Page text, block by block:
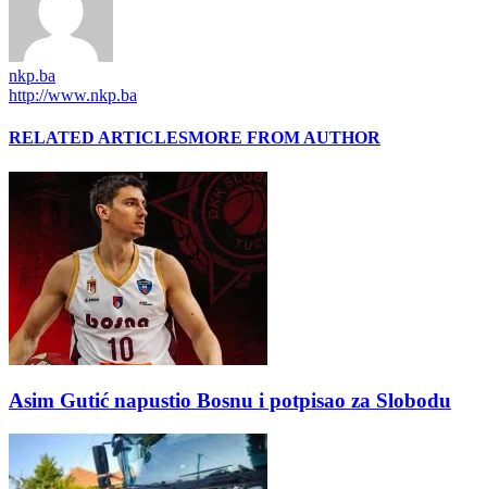
nkp.ba
http://www.nkp.ba
RELATED ARTICLESMORE FROM AUTHOR
Asim Gutić napustio Bosnu i potpisao za Slobodu